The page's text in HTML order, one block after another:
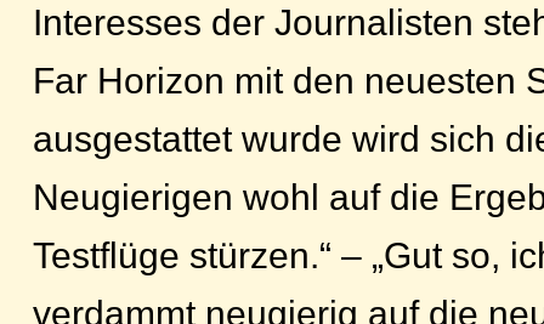
Interesses der Journalisten
Far Horizon mit den neuesten
ausgestattet wurde wird sich
Neugierigen wohl auf die
Testflüge stürzen.“ – „Gut so,
verdammt neugierig auf die